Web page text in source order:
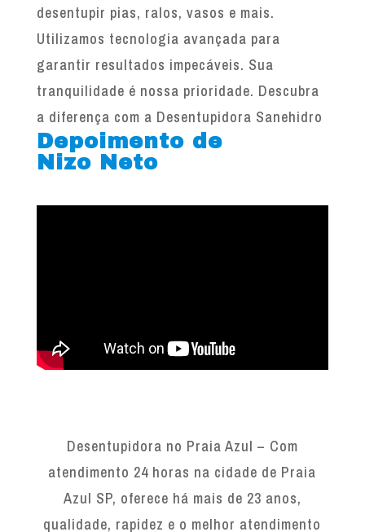
desentupir pias, ralos, vasos e mais.
Utilizamos tecnologia avançada para
garantir resultados impecáveis. Sua
tranquilidade é nossa prioridade. Descubra
a diferença com a Desentupidora Sanehidro
Depoimento de
Nizo Neto
Desentupidora no Praia Azul – Com
atendimento 24 horas na cidade de Praia
Azul SP, oferece há mais de 23 anos,
qualidade, rapidez e o melhor atendimento